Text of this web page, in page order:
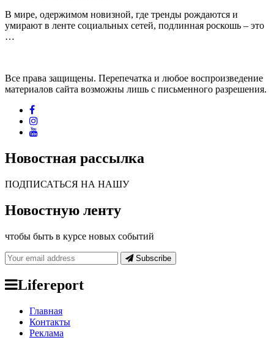
В мире, одержимом новизной, где тренды рождаются и
умирают в ленте социальных сетей, подлинная роскошь – это
…
Все права защищены. Перепечатка и любое воспроизведение
материалов сайта возможны лишь с письменного разрешения.
Новостная рассылка
ПОДПИСАТЬСЯ НА НАШУ
Новостную ленту
чтобы быть в курсе новых событий
Subscribe
Lifereport
Главная
Контакты
Реклама